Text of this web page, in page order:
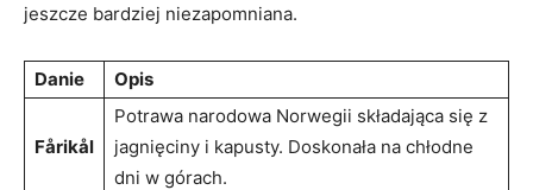
jeszcze‌ bardziej niezapomniana.
Danie Opis
Fårikål
Potrawa narodowa Norwegii składająca‌ się z
jagnięciny i​ kapusty.​ Doskonała na chłodne
dni w górach.